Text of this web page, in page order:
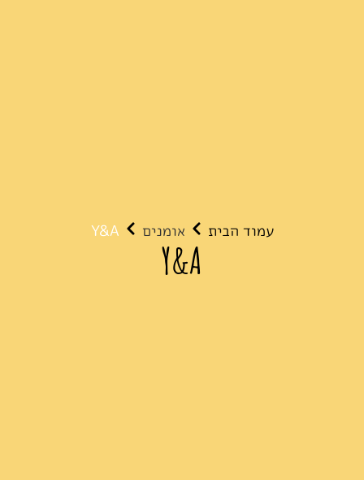
עמוד הבית אומנים Y&A
Y&A